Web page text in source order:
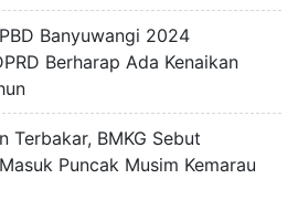
Banyuwangi 2024
Berharap Ada Kenaikan
Terbakar, BMKG Sebut
Puncak Musim Kemarau